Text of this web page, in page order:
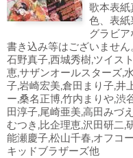
歌本表
色、表紙
グラビ
書き込み等はございません
石野真子,西城秀樹,ツイス
恵,サザンオールスターズ,
子,岩崎宏美,倉田まり子,井
ー,桑名正博,竹内まりや,渋
田淳子,尾崎亜美,高田みづ
むつき,比企理恵,沢田研二,
能瀬慶子,松山千春,オフコ
キッドブラザーズ他